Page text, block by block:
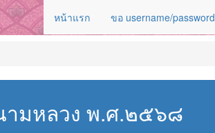
หน้าแรก ขอ username/password
ามหลวง พ.ศ.๒๕๖๘